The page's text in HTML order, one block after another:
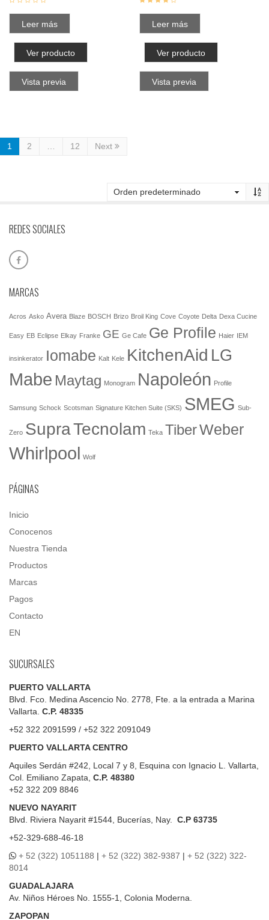
Leer más
Ver producto
Vista previa
Leer más
Ver producto
Vista previa
1 2 12 Next
REDES SOCIALES
MARCAS
Acros Asko Avera Blaze BOSCH Brizo Broil King Cove Coyote Delta Dexa Cucine
Easy EB Eclipse Elkay Franke GE Ge Cafe Ge Profile Haier IEM
insinkerator Iomabe Kalt Kele KitchenAid LG
Mabe Maytag Monogram Napoleón Profile
Samsung Schock Scotsman Signature Kitchen Suite (SKS) SMEG Sub-
Zero SupraTecnolam Teka TiberWeber
Whirlpool Wolf
PÁGINAS
Inicio
Conocenos
Nuestra Tienda
Productos
Marcas
Pagos
Contacto
EN
SUCURSALES
PUERTO VALLARTA
Blvd. Fco. Medina Ascencio No. 2778, Fte. a la entrada a Marina
Vallarta. C.P. 48335
+52 322 2091599 / +52 322 2091049
PUERTO VALLARTA CENTRO
Aquiles Serdán #242, Local 7 y 8, Esquina con Ignacio L. Vallarta,
Col. Emiliano Zapata, C.P. 48380
+52 322 209 8846
NUEVO NAYARIT
Blvd.
Riviera Nayarit #1544, Bucerías, Nay. C.P 63735
+52-329-688-46-18
+ 52 (322) 1051188 | + 52 (322) 382-9387 | + 52 (322) 322-
8014
GUADALAJARA
Av. Niños Héroes No. 1555-1, Colonia Moderna.
ZAPOPAN